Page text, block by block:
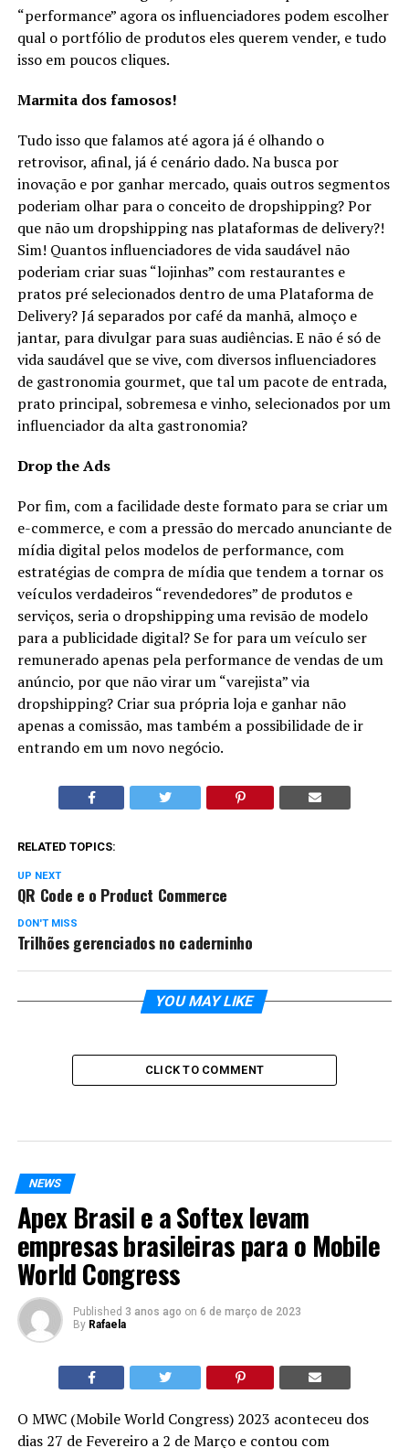
“performance” agora os influenciadores podem escolher
qual o portfólio de produtos eles querem vender, e tudo
isso em poucos cliques.
Marmita dos famosos!
Tudo isso que falamos até agora já é olhando o
retrovisor, afinal, já é cenário dado. Na busca por
inovação e por ganhar mercado, quais outros segmentos
poderiam olhar para o conceito de dropshipping? Por
que não um dropshipping nas plataformas de delivery?!
Sim! Quantos influenciadores de vida saudável não
poderiam criar suas “lojinhas” com restaurantes e
pratos pré selecionados dentro de uma Plataforma de
Delivery? Já separados por café da manhã, almoço e
jantar, para divulgar para suas audiências. E não é só de
vida saudável que se vive, com diversos influenciadores
de gastronomia gourmet, que tal um pacote de entrada,
prato principal, sobremesa e vinho, selecionados por um
influenciador da alta gastronomia?
Drop the Ads
Por fim, com a facilidade deste formato para se criar um
e-commerce, e com a pressão do mercado anunciante de
mídia digital pelos modelos de performance, com
estratégias de compra de mídia que tendem a tornar os
veículos verdadeiros “revendedores” de produtos e
serviços, seria o dropshipping uma revisão de modelo
para a publicidade digital? Se for para um veículo ser
remunerado apenas pela performance de vendas de um
anúncio, por que não virar um “varejista” via
dropshipping? Criar sua própria loja e ganhar não
apenas a comissão, mas também a possibilidade de ir
entrando em um novo negócio.
RELATED TOPICS:
UP NEXT
QR Code e o Product Commerce
DON'T MISS
Trilhões gerenciados no caderninho
YOU MAY LIKE
CLICK TO COMMENT
NEWS
Apex Brasil e a Softex levam
empresas brasileiras para o Mobile
World Congress
Published 3 anos ago on 6 de março de 2023
By Rafaela
O MWC (Mobile World Congress) 2023 aconteceu dos
dias 27 de Fevereiro a 2 de Março e contou com